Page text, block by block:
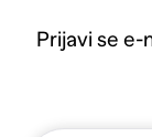
Prijavi se